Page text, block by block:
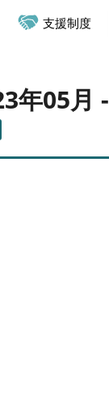
支援制度
年05月 -